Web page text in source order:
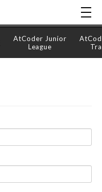
AtCoder Junior
League